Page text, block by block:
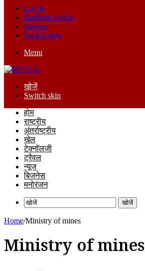
Log In
Random Article
Sidebar
Switch skin
Menu
खोजें
Switch skin
होम
राष्ट्रीय
अंतर्राष्ट्रीय
खेल
टेक्नॉलजी
ट्रैवल
न्यूज
बिजनेस
मनोरंजन
खोजें
Home/Ministry of mines
Ministry of mines